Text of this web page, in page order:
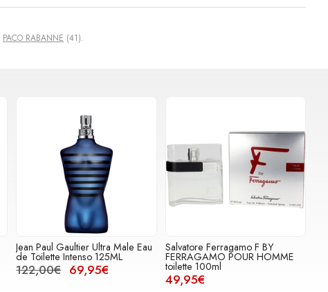
PACO RABANNE (41).
Jean Paul Gaultier Ultra Male Eau
de Toilette Intenso 125ML
122,00€ 69,95€
Salvatore Ferragamo F BY
FERRAGAMO POUR HOMME
toilette 100ml
49,95€